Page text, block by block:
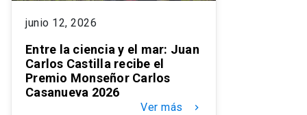
junio 12, 2026
Entre la ciencia y el mar: Juan
Carlos Castilla recibe el
Premio Monseñor Carlos
Casanueva 2026
Ver más keyboard_arrow_right